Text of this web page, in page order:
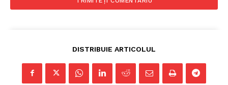
DISTRIBUIE ARTICOLUL